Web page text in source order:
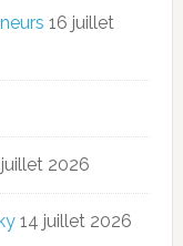
16 juillet
2026
14 juillet 2026